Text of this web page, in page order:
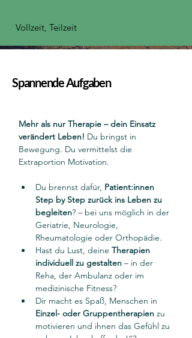
Vollzeit, Teilzeit
Spannende Aufgaben
Mehr als nur Therapie – dein Einsatz
verändert Leben! Du bringst in
Bewegung. Du vermittelst die
Extraportion Motivation.
Du brennst dafür, Patient:innen
Step by Step zurück ins Leben zu
begleiten? – bei uns möglich in der
Geriatrie, Neurologie,
Rheumatologie oder Orthopädie.
Hast du Lust, deine Therapien
individuell zu gestalten – in der
Reha, der Ambulanz oder im
medizinische Fitness?
Dir macht es Spaß, Menschen in
Einzel- oder Gruppentherapien zu
motivieren und ihnen das Gefühl zu